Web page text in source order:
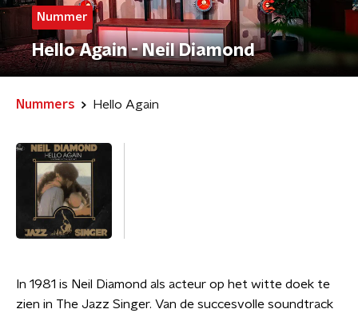
Nummer
Hello Again - Neil Diamond
Nummers Hello Again
In 1981 is Neil Diamond als acteur op het witte doek te
zien in The Jazz Singer. Van de succesvolle soundtrack